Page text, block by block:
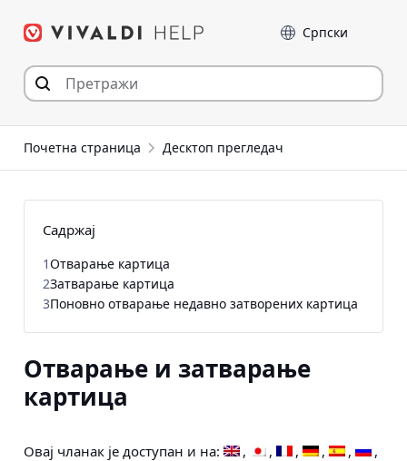
Језик
Почетна страница Десктоп прегледач
Отварање и затварање
картица
Овај чланак је доступан и на:
Садржај
1Отварање картица
2Затварање картица
3Поновно отварање недавно затворених картица